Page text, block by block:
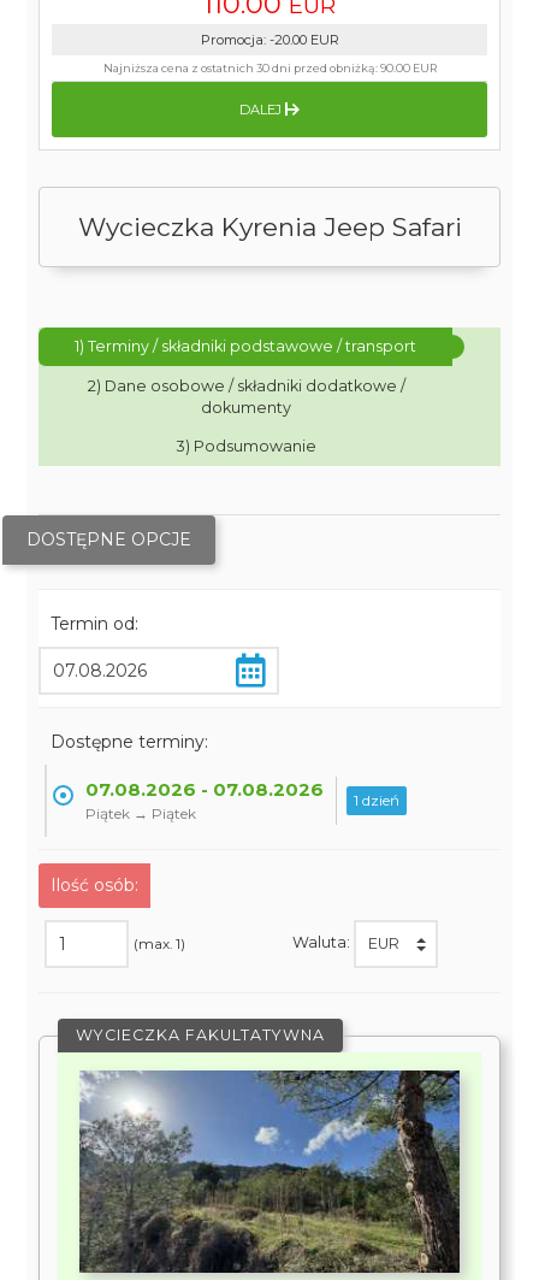
Wycieczka Kyrenia Jeep Safari
1) Terminy / składniki podstawowe / transport
2) Dane osobowe / składniki dodatkowe /
dokumenty
3) Podsumowanie
DOSTĘPNE OPCJE
Termin od:
Dostępne terminy:
07.08.2026 - 07.08.2026
Piątek → Piątek
1 dzień
Ilość osób:
(max. 1) Waluta:
WYCIECZKA FAKULTATYWNA
Promocja: -20.00 EUR
Najniższa cena z ostatnich 30 dni przed obniżką:90.00 EUR
DALEJ